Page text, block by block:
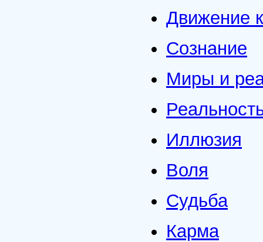
Движение
Сознание
Миры и
Иллюзия
Воля
Судьба
Карма